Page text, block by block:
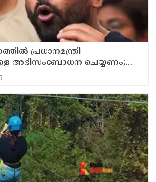
പ്രധാനമന്ത്രി
അഭിസംബോധന ചെയ്യണം;
അഭിജീത് ദീപ്കെ